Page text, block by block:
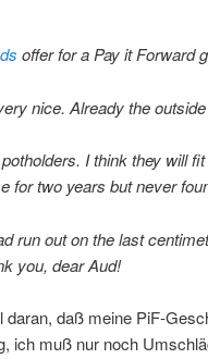
offer for a Pay it Forward
nice. Already the
I think they will
for two years but never
run out on the last
you, dear Aud!
daß meine PiF-
ich muß nur noch